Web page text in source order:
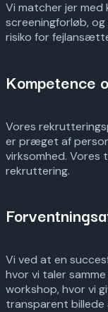
Vi matcher jer
screeningforløb,
risiko for
Kompetence
Vores
er præget af
virksomhed. Vores
rekruttering.
Vi ved at en
hvor vi taler
workshop, hvor vi
transparent billede